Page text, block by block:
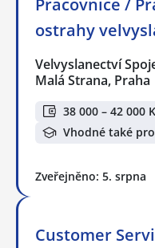
ostrahy
Velvyslanectví
Malá Strana, Praha
38 000 – 42 000
Vhodné také
Zveřejněno: 5. srpna
Customer